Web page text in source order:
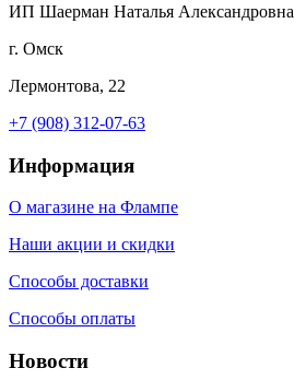
ИП Шаерман Наталья Александровна
г. Омск
Лермонтова, 22
+7 (908) 312-07-63
Информация
О магазине на Флампе
Наши акции и скидки
Способы доставки
Способы оплаты
Новости